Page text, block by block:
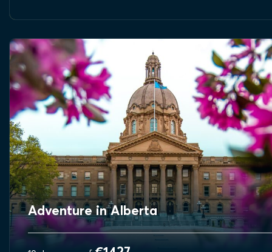
BEKIJK REIS
Adventure in Alberta